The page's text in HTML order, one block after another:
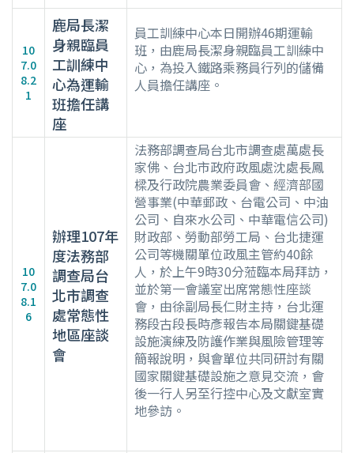
10
7.0
8.2
1
鹿局長潔
身親臨員
工訓練中
心為運輸
班擔任講
座
員工訓練中心本日開辦46期運輸
班，由鹿局長潔身親臨員工訓練中
心，為投入鐵路乘務員行列的儲備
人員擔任講座。
10
7.0
8.1
6
辦理107年
度法務部
調查局台
北市調查
處常態性
地區座談
會
法務部調查局台北市調查處萬處長
家佛、台北市政府政風處沈處長鳳
樑及行政院農業委員會、經濟部國
營事業(中華郵政、台電公司、中油
公司、自來水公司、中華電信公司)
財政部、勞動部勞工局、台北捷運
公司等機關單位政風主管約40餘
人，於上午9時30分蒞臨本局拜訪，
並於第一會議室出席常態性座談
會，由徐副局長仁財主持，台北運
務段古段長時彥報告本局關鍵基礎
設施演練及防護作業與風險管理等
簡報說明，與會單位共同研討有關
國家關鍵基礎設施之意見交流，會
後一行人另至行控中心及文獻室實
地參訪。